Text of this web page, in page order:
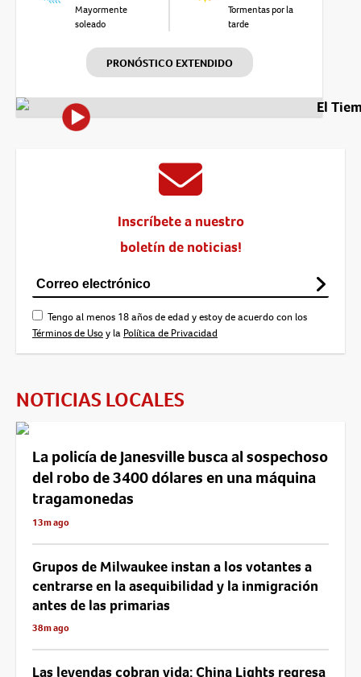
Mayormente
soleado
Tormentas por la
tarde
PRONÓSTICO EXTENDIDO
El
Inscríbete a nuestro
boletín de noticias!
Tengo al menos 18 años de edad y estoy de acuerdo con los
Términos de Usoy la Política de Privacidad
NOTICIAS LOCALES
La policía de Janesville busca al sospechoso
del robo de 3400 dólares en una máquina
tragamonedas
13m ago
Grupos de Milwaukee instan a los votantes a
centrarse en la asequibilidad y la inmigración
antes de las primarias
38m ago
Las leyendas cobran vida: China Lights regresa